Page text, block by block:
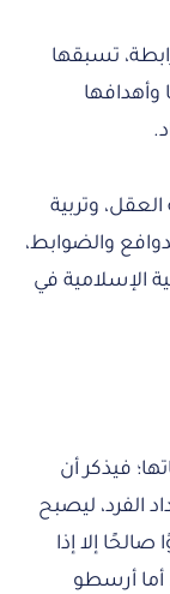
تسبقها
وأهدافها
وتربية
والضوابط،
الإسلامية في
فيذكر أن
الفرد، ليصبح
إلا إذا
أما أرسطو